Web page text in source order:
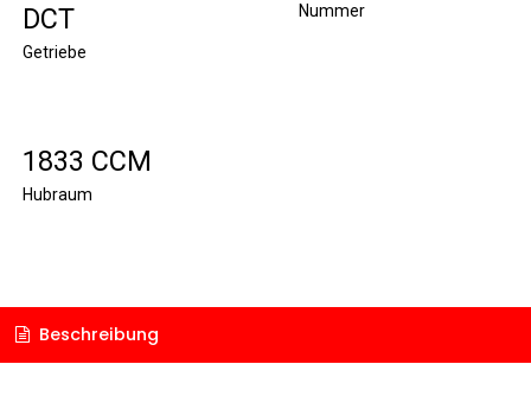
DCT
Getriebe
Nummer
1833 CCM
Hubraum
Beschreibung